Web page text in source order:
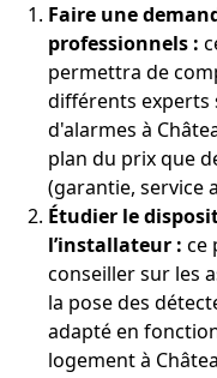
Faire une
professionnels :
permettra de
différents experts
d'alarmes à
plan du prix que
(garantie, service
Étudier le
l’installateur : ce
conseiller sur les
la pose des
adapté en
logement à